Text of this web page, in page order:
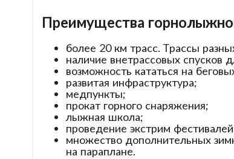
Преимущества
более 20 км трасс. Трассы
наличие внетрассовых спусков
возможность кататься на
развитая инфраструктура;
медпункты;
прокат горного снаряжения;
лыжная школа;
проведение экстрим фестивалей
множество дополнительных
на параплане.